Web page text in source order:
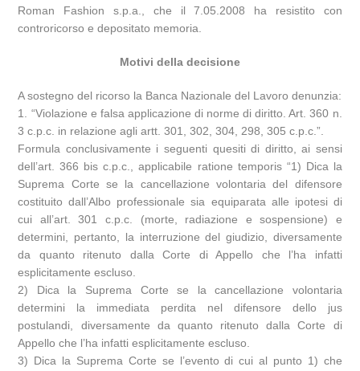
Roman Fashion s.p.a., che il 7.05.2008 ha resistito con
controricorso e depositato memoria.
Motivi della decisione
A sostegno del ricorso la Banca Nazionale del Lavoro denunzia:
1. “Violazione e falsa applicazione di norme di diritto. Art. 360 n.
3 c.p.c. in relazione agli artt. 301, 302, 304, 298, 305 c.p.c.”.
Formula conclusivamente i seguenti quesiti di diritto, ai sensi
dell’art. 366 bis c.p.c., applicabile ratione temporis “1) Dica la
Suprema Corte se la cancellazione volontaria del difensore
costituito dall’Albo professionale sia equiparata alle ipotesi di
cui all’art. 301 c.p.c. (morte, radiazione e sospensione) e
determini, pertanto, la interruzione del giudizio, diversamente
da quanto ritenuto dalla Corte di Appello che l’ha infatti
esplicitamente escluso.
2) Dica la Suprema Corte se la cancellazione volontaria
determini la immediata perdita nel difensore dello jus
postulandi, diversamente da quanto ritenuto dalla Corte di
Appello che l’ha infatti esplicitamente escluso.
3) Dica la Suprema Corte se l’evento di cui al punto 1) che